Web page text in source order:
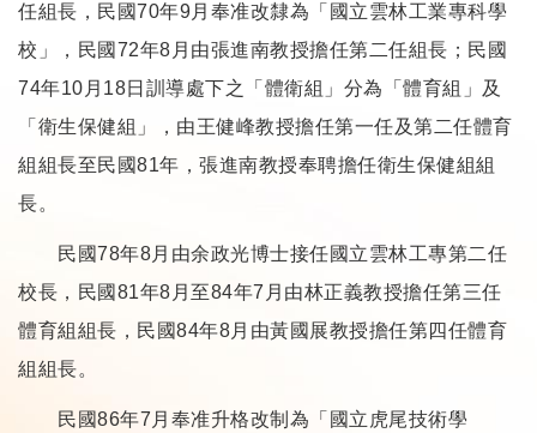
任組長，民國70年9月奉准改隸為「國立雲林工業專科學
校」，民國72年8月由張進南教授擔任第二任組長；民國
74年10月18日訓導處下之「體衛組」分為「體育組」及
「衛生保健組」，由王健峰教授擔任第一任及第二任體育
組組長至民國81年，張進南教授奉聘擔任衛生保健組組
長。
民國78年8月由余政光博士接任國立雲林工專第二任
校長，民國81年8月至84年7月由林正義教授擔任第三任
體育組組長，民國84年8月由黃國展教授擔任第四任體育
組組長。
民國86年7月奉准升格改制為「國立虎尾技術學